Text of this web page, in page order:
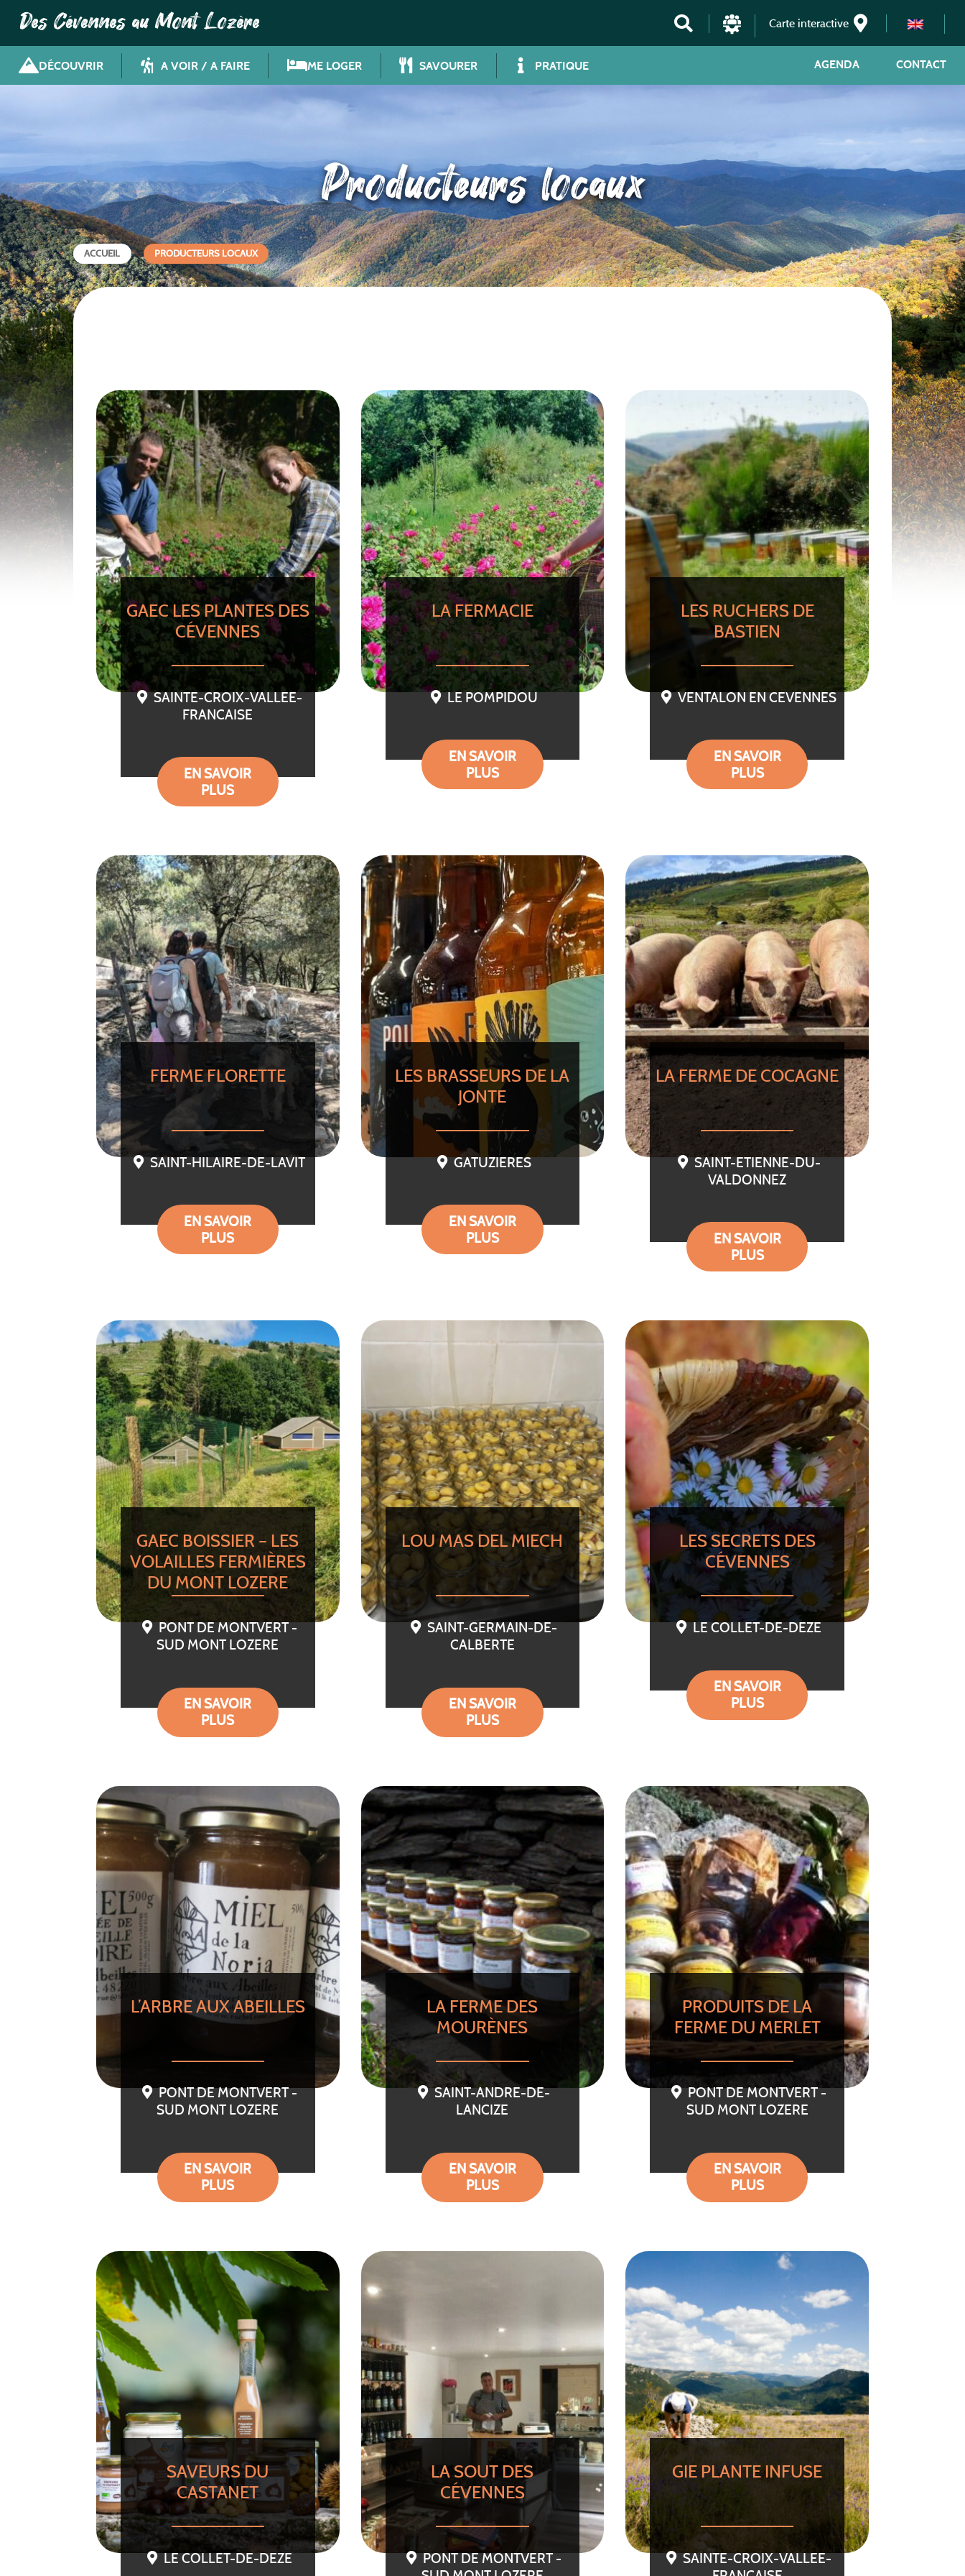
Des Cévennes au Mont Lozère Carte interactive
DÉCOUVRIR A VOIR / A FAIRE ME LOGER SAVOURER PRATIQUE CONTACT
AGENDA
Producteurs locaux
ACCUEIL PRODUCTEURS LOCAUX
GAEC LES PLANTES DES
CÉVENNES
SAINTE-CROIX-VALLEE-
FRANCAISE
EN SAVOIR
PLUS
LA FERMACIE
LE POMPIDOU
EN SAVOIR
PLUS
LES RUCHERS DE
BASTIEN
VENTALON EN CEVENNES
EN SAVOIR
PLUS
FERME FLORETTE
SAINT-HILAIRE-DE-LAVIT
EN SAVOIR
PLUS
LES BRASSEURS DE LA
JONTE
GATUZIERES
EN SAVOIR
PLUS
LA FERME DE COCAGNE
SAINT-ETIENNE-DU-
VALDONNEZ
EN SAVOIR
PLUS
GAEC BOISSIER – LES
VOLAILLES FERMIÈRES
DU MONT LOZERE
PONT DE MONTVERT -
SUD MONT LOZERE
EN SAVOIR
PLUS
LOU MAS DEL MIECH
SAINT-GERMAIN-DE-
CALBERTE
EN SAVOIR
PLUS
LES SECRETS DES
CÉVENNES
LE COLLET-DE-DEZE
EN SAVOIR
PLUS
L’ARBRE AUX ABEILLES
PONT DE MONTVERT -
SUD MONT LOZERE
EN SAVOIR
PLUS
LA FERME DES
MOURÈNES
SAINT-ANDRE-DE-
LANCIZE
EN SAVOIR
PLUS
PRODUITS DE LA
FERME DU MERLET
PONT DE MONTVERT -
SUD MONT LOZERE
EN SAVOIR
PLUS
SAVEURS DU
CASTANET
LE COLLET-DE-DEZE
LA SOUT DES
CÉVENNES
PONT DE MONTVERT -
GIE PLANTE INFUSE
SAINTE-CROIX-VALLEE-